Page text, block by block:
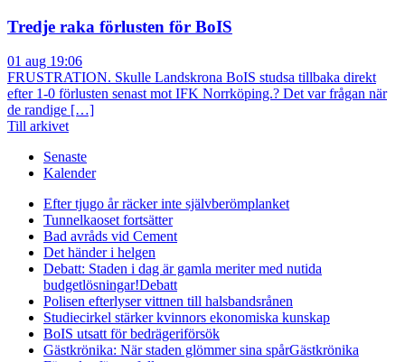
Tredje raka förlusten för BoIS
01 aug 19:06
FRUSTRATION. Skulle Landskrona BoIS studsa tillbaka direkt
efter 1-0 förlusten senast mot IFK Norrköping.? Det var frågan när
de randige […]
Till arkivet
Senaste
Kalender
Efter tjugo år räcker inte självberömplanket
Tunnelkaoset fortsätter
Bad avråds vid Cement
Det händer i helgen
Debatt: Staden i dag är gamla meriter med nutida
budgetlösningar!Debatt
Polisen efterlyser vittnen till halsbandsrånen
Studiecirkel stärker kvinnors ekonomiska kunskap
BoIS utsatt för bedrägeriförsök
Gästkrönika: När staden glömmer sina spårGästkrönika